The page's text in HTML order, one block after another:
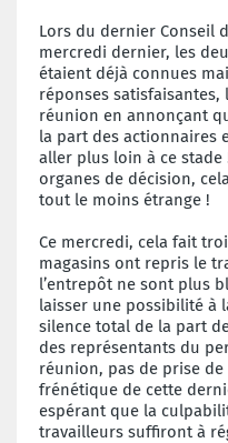
Lors du dernier Conseil
mercredi dernier, les
étaient déjà connues
réponses
réunion en annonçant
la part des actionnaires
aller plus loin à ce stade
organes de décision,
tout le moins étrange !
Ce mercredi, cela fait
magasins ont repris le
l’entrepôt ne sont plus
laisser une possibilité à
silence total de la part
des représentants du
réunion, pas de prise
frénétique de cette
espérant que la
travailleurs suffiront à